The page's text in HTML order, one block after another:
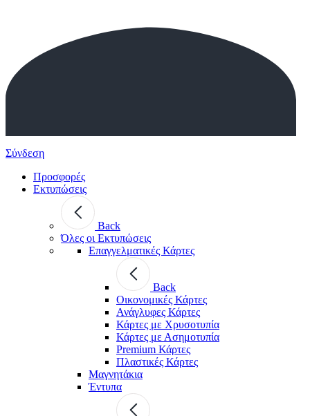
Σύνδεση
Προσφορές
Εκτυπώσεις
Back
Όλες οι Εκτυπώσεις
Επαγγελματικές Κάρτες
Back
Οικονομικές Κάρτες
Ανάγλυφες Κάρτες
Κάρτες με Χρυσοτυπία
Κάρτες με Ασημοτυπία
Premium Κάρτες
Πλαστικές Κάρτες
Μαγνητάκια
Έντυπα